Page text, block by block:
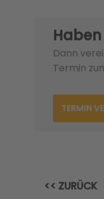
Dann
Termin
TERMIN
<< ZURÜCK